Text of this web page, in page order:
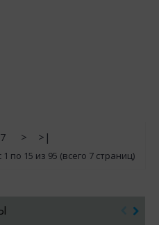
7 > >|
по 15 из 95 (всего 7 страниц)